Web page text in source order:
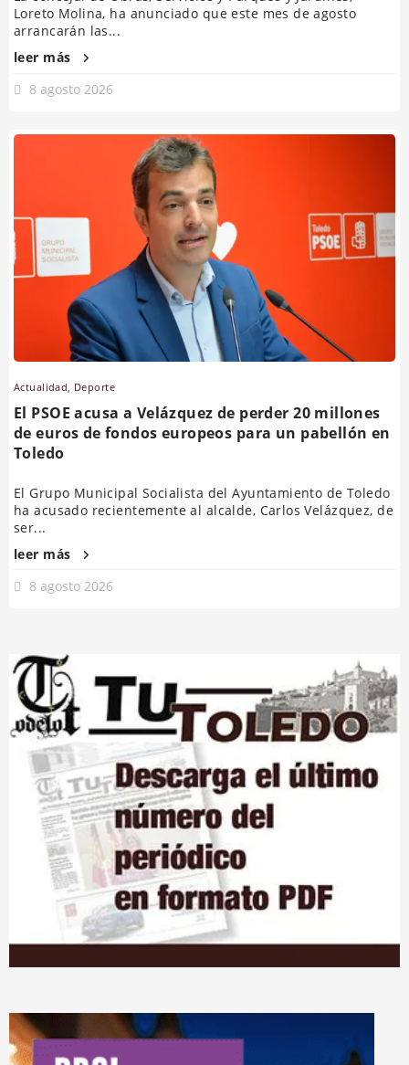
Loreto Molina, ha anunciado que este mes de agosto
arrancarán las...
leer más
8 agosto 2026
Actualidad Deporte
El PSOE acusa a Velázquez de perder 20 millones
de euros de fondos europeos para un pabellón en
Toledo
El Grupo Municipal Socialista del Ayuntamiento de Toledo
ha acusado recientemente al alcalde, Carlos Velázquez, de
ser...
leer más
8 agosto 2026